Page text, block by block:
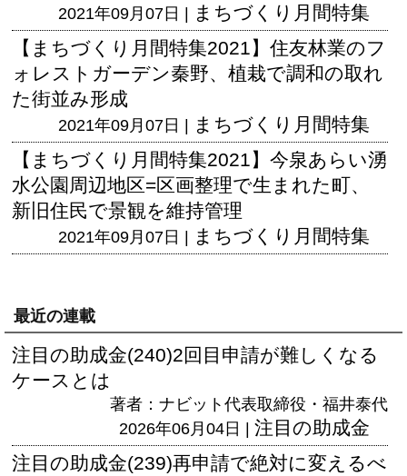
2021年09月07日 | まちづくり月間特集
【まちづくり月間特集2021】住友林業のフ
ォレストガーデン秦野、植栽で調和の取れ
た街並み形成
2021年09月07日 | まちづくり月間特集
【まちづくり月間特集2021】今泉あらい湧
水公園周辺地区=区画整理で生まれた町、
新旧住民で景観を維持管理
2021年09月07日 | まちづくり月間特集
最近の連載
注目の助成金(240)2回目申請が難しくなる
ケースとは
著者：ナビット代表取締役・福井泰代
2026年06月04日 | 注目の助成金
注目の助成金(239)再申請で絶対に変えるべ